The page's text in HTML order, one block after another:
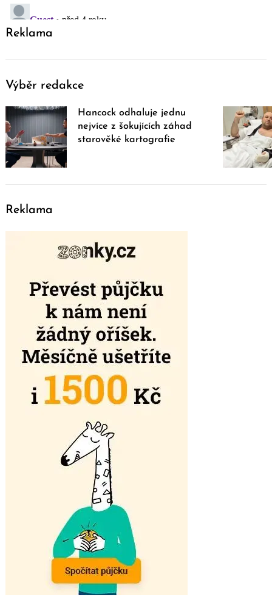
Reklama
Výběr redakce
Hancock odhaluje jednu
nejvíce z šokujících záhad
starověké kartografie
Reklama